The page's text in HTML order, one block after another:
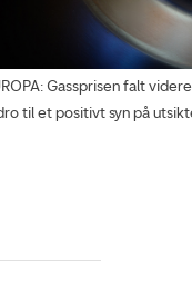
Gassprisen falt
til et positivt syn på